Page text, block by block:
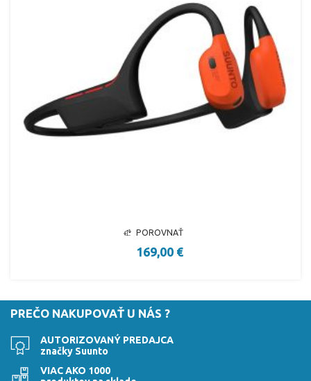
POROVNAŤ
169,00 €
PREČO NAKUPOVAŤ U NÁS ?
AUTORIZOVANÝ PREDAJCA
značky Suunto
VIAC AKO 1000